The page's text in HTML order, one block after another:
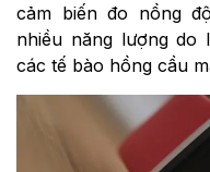
cảm biến đo nồng
nhiều năng lượng
các tế bào hồng cầu